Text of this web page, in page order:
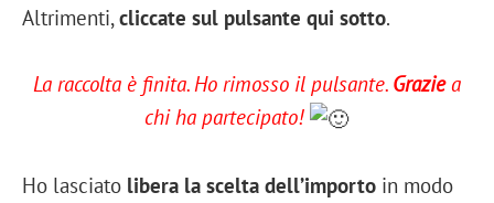
Altrimenti,cliccate sul pulsante qui sotto.
La raccolta è finita. Ho rimosso il pulsante. Graziea
chi ha partecipato!
Ho lasciato libera la scelta dell’importo in modo